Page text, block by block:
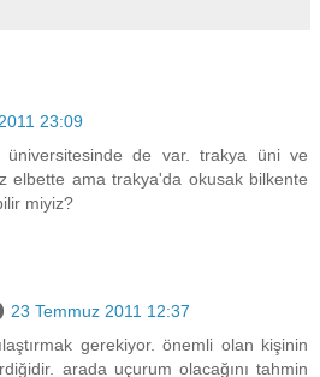
23:09
üniversitesinde de var. trakya üni ve
elbette ama trakya'da okusak bilkente
miyiz?
23 Temmuz 2011 12:37
gerekiyor. önemli olan kişinin
arada uçurum olacağını tahmin